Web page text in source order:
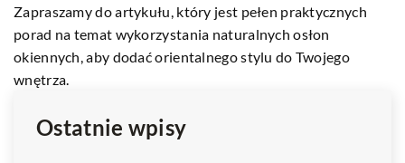
Zapraszamy do artykułu, który jest pełen praktycznych
porad na temat wykorzystania naturalnych osłon
okiennych, aby dodać orientalnego stylu do Twojego
wnętrza.
Ostatnie wpisy